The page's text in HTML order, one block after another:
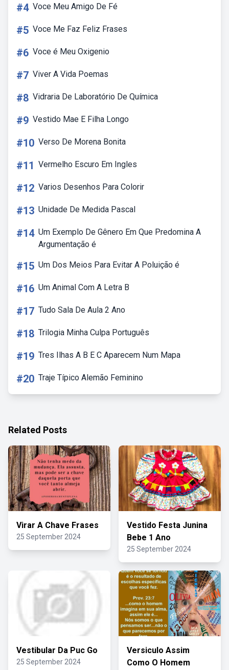
#4 Voce Meu Amigo De Fé
#5 Voce Me Faz Feliz Frases
#6 Voce é Meu Oxigenio
#7 Viver A Vida Poemas
#8 Vidraria De Laboratório De Química
#9 Vestido Mae E Filha Longo
#10 Verso De Morena Bonita
#11 Vermelho Escuro Em Ingles
#12 Varios Desenhos Para Colorir
#13 Unidade De Medida Pascal
#14 Um Exemplo De Gênero Em Que Predomina A
Argumentação é
#15 Um Dos Meios Para Evitar A Poluição é
#16 Um Animal Com A Letra B
#17 Tudo Sala De Aula 2 Ano
#18 Trilogia Minha Culpa Português
#19 Tres Ilhas A B E C Aparecem Num Mapa
#20 Traje Típico Alemão Feminino
Related Posts
Virar A Chave Frases
25 September 2024
Vestido Festa Junina
Bebe 1 Ano
25 September 2024
Vestibular Da Puc Go
25 September 2024
Versiculo Assim
Como O Homem